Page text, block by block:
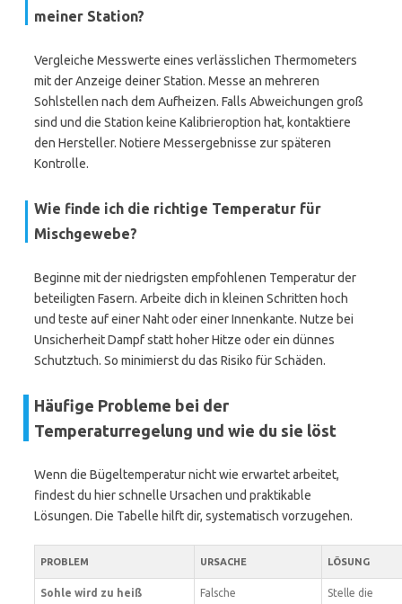
meiner Station?
Vergleiche Messwerte eines verlässlichen Thermometers
mit der Anzeige deiner Station. Messe an mehreren
Sohlstellen nach dem Aufheizen. Falls Abweichungen groß
sind und die Station keine Kalibrieroption hat, kontaktiere
den Hersteller. Notiere Messergebnisse zur späteren
Kontrolle.
Wie finde ich die richtige Temperatur für
Mischgewebe?
Beginne mit der niedrigsten empfohlenen Temperatur der
beteiligten Fasern. Arbeite dich in kleinen Schritten hoch
und teste auf einer Naht oder einer Innenkante. Nutze bei
Unsicherheit Dampf statt hoher Hitze oder ein dünnes
Schutztuch. So minimierst du das Risiko für Schäden.
Häufige Probleme bei der
Temperaturregelung und wie du sie löst
Wenn die Bügeltemperatur nicht wie erwartet arbeitet,
findest du hier schnelle Ursachen und praktikable
Lösungen. Die Tabelle hilft dir, systematisch vorzugehen.
PROBLEM URSACHE LÖSUNG
Sohle wird zu heiß
Falsche
Stelle die